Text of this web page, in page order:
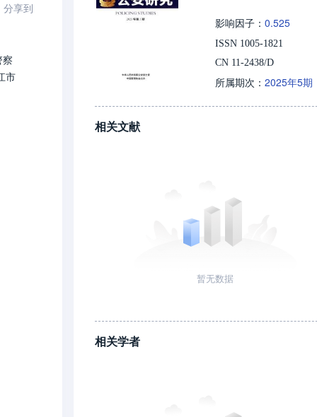
分享到
市
影响因子： 0.525
ISSN 1005-1821
CN 11-2438/D
所属期次： 2025年5期
相关文献
暂无数据
相关学者